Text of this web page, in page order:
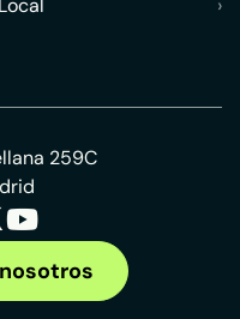
›
259C